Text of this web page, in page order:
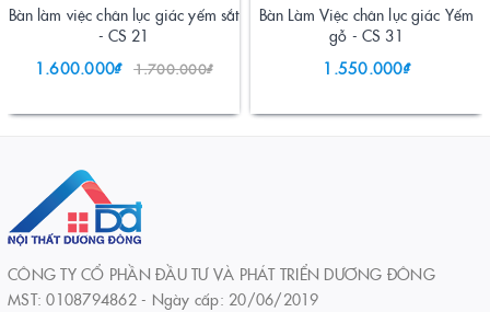
Bàn làm việc chân lục giác yếm sắt
- CS 21
1.600.000₫
1.700.000₫
Bàn Làm Việc chân lục giác Yếm
gỗ - CS 31
1.550.000₫
CÔNG TY CỔ PHẦN ĐẦU TƯ VÀ PHÁT TRIỂN DƯƠNG ĐÔNG
MST: 0108794862 - Ngày cấp: 20/06/2019